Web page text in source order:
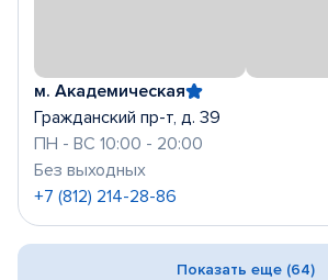
м. Академическая
Гражданский пр-т, д. 39
ПН - ВС 10:00 - 20:00
Без выходных
+7 (812) 214-28-86
Показать еще (64)